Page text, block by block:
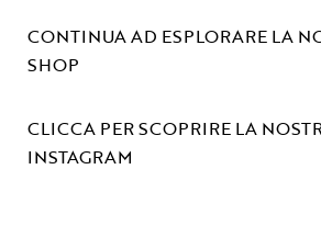
CONTINUA AD ESPLORARE LA
SHOP
CLICCA PER SCOPRIRE LA
INSTAGRAM